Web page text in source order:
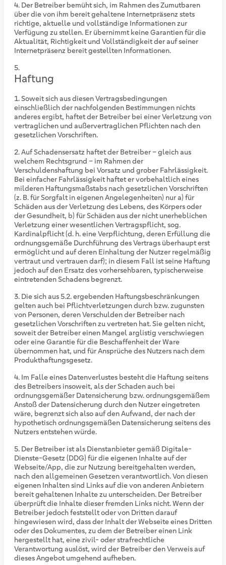
Der Betreiber bemüht sich, im Rahmen des Zumutbaren
über die von ihm bereit gehaltene Internetpräsenz stets
richtige, aktuelle und vollständige Informationen zur
Verfügung zu stellen. Er übernimmt keine Garantien für die
Aktualität, Richtigkeit und Vollständigkeit der auf seiner
Internetpräsenz bereit gestellten Informationen.
Haftung
Soweit sich aus diesen Vertragsbedingungen
einschließlich der nachfolgenden Bestimmungen nichts
anderes ergibt, haftet der Betreiber bei einer Verletzung von
vertraglichen und außervertraglichen Pflichten nach den
gesetzlichen Vorschriften.
Auf Schadensersatz haftet der Betreiber – gleich aus
welchem Rechtsgrund – im Rahmen der
Verschuldenshaftung bei Vorsatz und grober Fahrlässigkeit.
Bei einfacher Fahrlässigkeit haftet er vorbehaltlich eines
milderen Haftungsmaßstabs nach gesetzlichen Vorschriften
(z. B. für Sorgfalt in eigenen Angelegenheiten) nur a) für
Schäden aus der Verletzung des Lebens, des Körpers oder
der Gesundheit, b) für Schäden aus der nicht unerheblichen
Verletzung einer wesentlichen Vertragspflicht, sog.
Kardinalpflicht (d. h. eine Verpflichtung, deren Erfüllung die
ordnungsgemäße Durchführung des Vertrags überhaupt erst
ermöglicht und auf deren Einhaltung der Nutzer regelmäßig
vertraut und vertrauen darf); in diesem Fall ist seine Haftung
jedoch auf den Ersatz des vorhersehbaren, typischerweise
eintretenden Schadens begrenzt.
Die sich aus 5.2. ergebenden Haftungsbeschränkungen
gelten auch bei Pflichtverletzungen durch bzw. zugunsten
von Personen, deren Verschulden der Betreiber nach
gesetzlichen Vorschriften zu vertreten hat. Sie gelten nicht,
soweit der Betreiber einen Mangel arglistig verschwiegen
oder eine Garantie für die Beschaffenheit der Ware
übernommen hat, und für Ansprüche des Nutzers nach dem
Produkthaftungsgesetz.
Im Falle eines Datenverlustes besteht die Haftung seitens
des Betreibers insoweit, als der Schaden auch bei
ordnungsgemäßer Datensicherung bzw. ordnungsgemäßem
Anstoß der Datensicherung durch den Nutzer eingetreten
wäre, begrenzt sich also auf den Aufwand, der nach der
hypothetisch ordnungsgemäßen Datensicherung seitens des
Nutzers entstehen würde.
Der Betreiber ist als Dienstanbieter gemäß Digitale-
Dienste-Gesetz (DDG) für die eigenen Inhalte auf der
Webseite/App, die zur Nutzung bereitgehalten werden,
nach den allgemeinen Gesetzen verantwortlich. Von diesen
eigenen Inhalten sind Links auf die von anderen Anbietern
bereit gehaltenen Inhalte zu unterscheiden. Der Betreiber
überprüft die Inhalte dieser fremden Links nicht. Wenn der
Betreiber jedoch feststellt oder von Dritten darauf
hingewiesen wird, dass der Inhalt der Webseite eines Dritten
oder des Dokumentes, zu dem der Betreiber einen Link
hergestellt hat, eine zivil- oder strafrechtliche
Verantwortung auslöst, wird der Betreiber den Verweis auf
dieses Angebot umgehend aufheben.